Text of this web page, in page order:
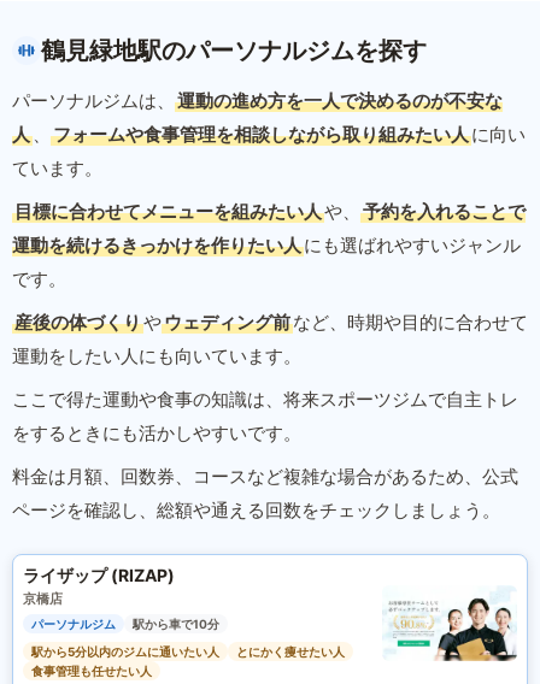
鶴見緑地駅のパーソナルジムを探す
パーソナルジムは、
運動の進め方を一人で決めるのが不安な
人 、 フォームや食事管理を相談しながら取り組みたい人に向い
ています。
目標に合わせてメニューを組みたい人や、
予約を入れることで
運動を続けるきっかけを作りたい人にも選ばれやすいジャンル
です。
産後の体づくりやウェディング前など、時期や目的に合わせて
運動をしたい人にも向いています。
ここで得た運動や食事の知識は、将来スポーツジムで自主トレ
をするときにも活かしやすいです。
料金は月額、回数券、コースなど複雑な場合があるため、公式
ページを確認し、総額や通える回数をチェックしましょう。
ライザップ (RIZAP)
京橋店
パーソナルジム
駅から車で10分
駅から5分以内のジムに通いたい人
とにかく痩せたい人
食事管理も任せたい人